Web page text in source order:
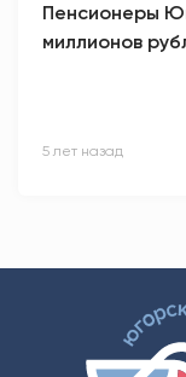
Пенсионеры
миллионов
5 лет назад